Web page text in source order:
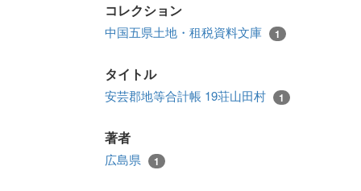
コレクション
中国五県土地・租税資料文庫 1
タイトル
安芸郡地等合計帳 19荘山田村 1
著者
広島県 1